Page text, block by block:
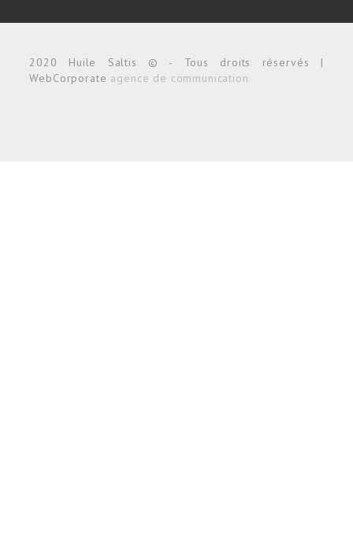
2020 Huile Saltis © - Tous droits réservés |
WebCorporate agence de communication